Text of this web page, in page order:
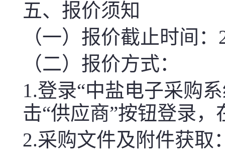
五、报价须知
（一）报价截止时间：
（二）报价方式：
1.登录“中盐电子采购系
击“供应商”按钮登录
2.采购文件及附件获取